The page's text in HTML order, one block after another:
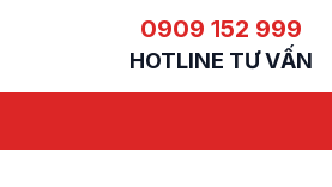
0909 152 999
HOTLINE TƯ VẤN